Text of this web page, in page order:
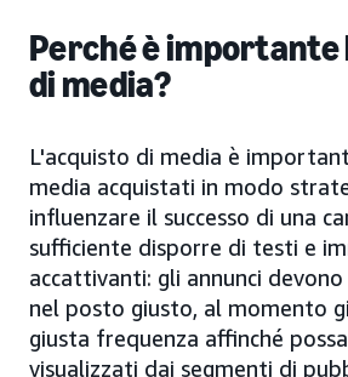
Perché è
di media?
L'acquisto di media è
media acquistati in modo
influenzare il successo di una
sufficiente disporre di testi e
accattivanti: gli annunci
nel posto giusto, al momento
giusta frequenza affinché
visualizzati dai segmenti di